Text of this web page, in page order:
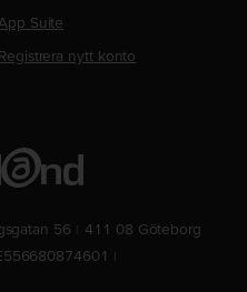
Suite
Registrera nytt konto
56
411 08 Göteborg